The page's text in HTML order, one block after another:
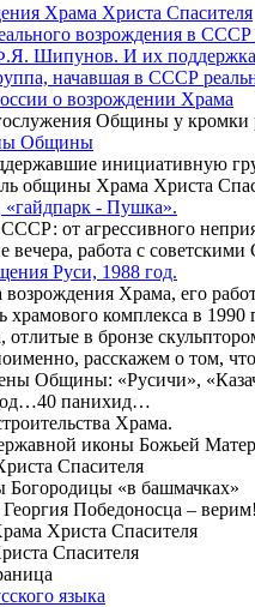
Храма Христа Спасителя
возрождения в
Шипунов. И их поддержка
начавшая в СССР
о возрождении Храма
Общины у кромки
Общины
инициативную
общины Храма Христа
«гайдпарк - Пушка».
от агрессивного
вечера, работа с
Руси, 1988 год.
Храма, его
храмового комплекса в
отлитые в бронзе
расскажем о том,
Общины: «Русичи»,
панихид…
Храма.
иконы Божьей
Спасителя
Богородицы «в башмачках»
Победоносца –
Христа Спасителя
Спасителя
языка